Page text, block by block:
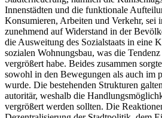
Innenstädten und die funktionale
Konsumieren, Arbeiten und Verkehr, sei
zunehmend auf Widerstand in der
die Ausweitung des Sozialstaats in eine
sozialen Wohnungsbau, was die
vergrößert habe. Beides zusammen
sowohl in den Bewegungen als auch im
wurde. Die bestehenden Strukturen
autoritär, weshalb die
vergrößert werden sollten. Die